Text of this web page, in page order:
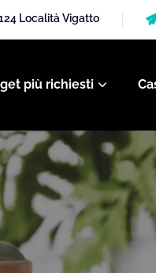
Località Vigatto
più richiesti